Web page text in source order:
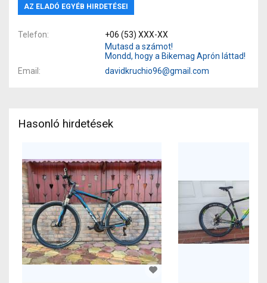
AZ ELADÓ EGYÉB HIRDETÉSEI
Telefon
+06 (53) XXX-XX
Mutasd a számot!
Mondd, hogy a Bikemag Aprón láttad!
Email
davidkruchio96@gmail.com
Hasonló hirdetések